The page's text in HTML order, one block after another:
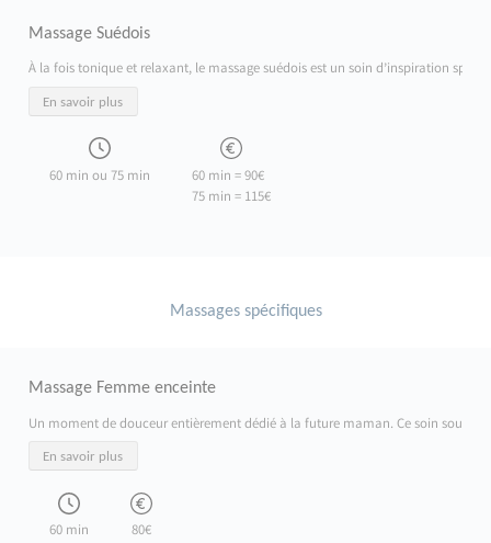
Massage Suédois
À la fois tonique et relaxant, le massage suédois est un soin d’inspiration
En savoir plus
60 min ou 75 min
60 min = 90€
75 min = 115€
Massages spécifiques
Massage Femme enceinte
Un moment de douceur entièrement dédié à la future maman. Ce soin
En savoir plus
60 min 80€